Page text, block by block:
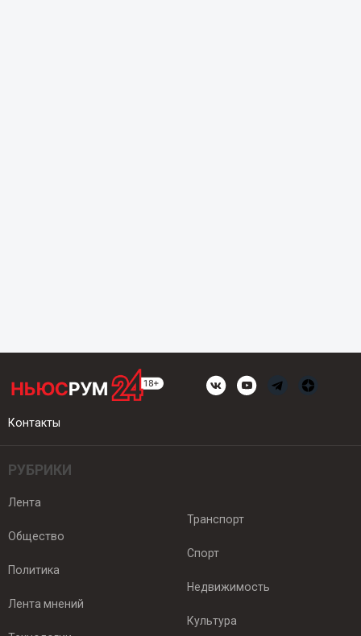
Контакты
РУБРИКИ
Лента
Общество
Политика
Лента мнений
Транспорт
Спорт
Недвижимость
Культура